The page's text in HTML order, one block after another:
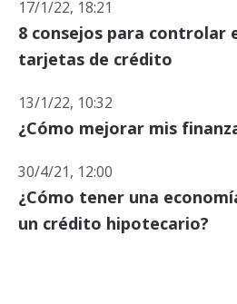
17/1/22, 18:21
8 consejos para controlar
tarjetas de crédito
13/1/22, 10:32
¿Cómo mejorar mis
30/4/21, 12:00
¿Cómo tener una
un crédito hipotecario?